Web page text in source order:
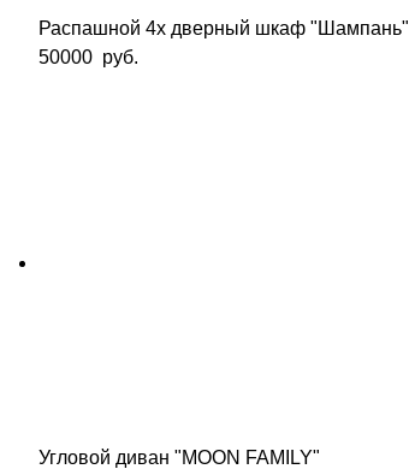
Распашной 4х дверный шкаф "Шампань"
50000 руб.
Угловой диван "MOON FAMILY"